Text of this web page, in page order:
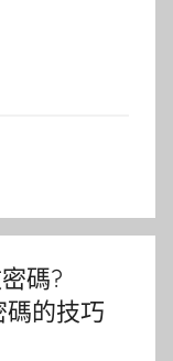
碼?
碼的技巧